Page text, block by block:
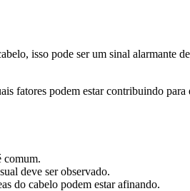
isso pode ser um sinal alarmante
fatores podem estar contribuindo
comum.
deve ser observado.
do cabelo podem estar afinando.